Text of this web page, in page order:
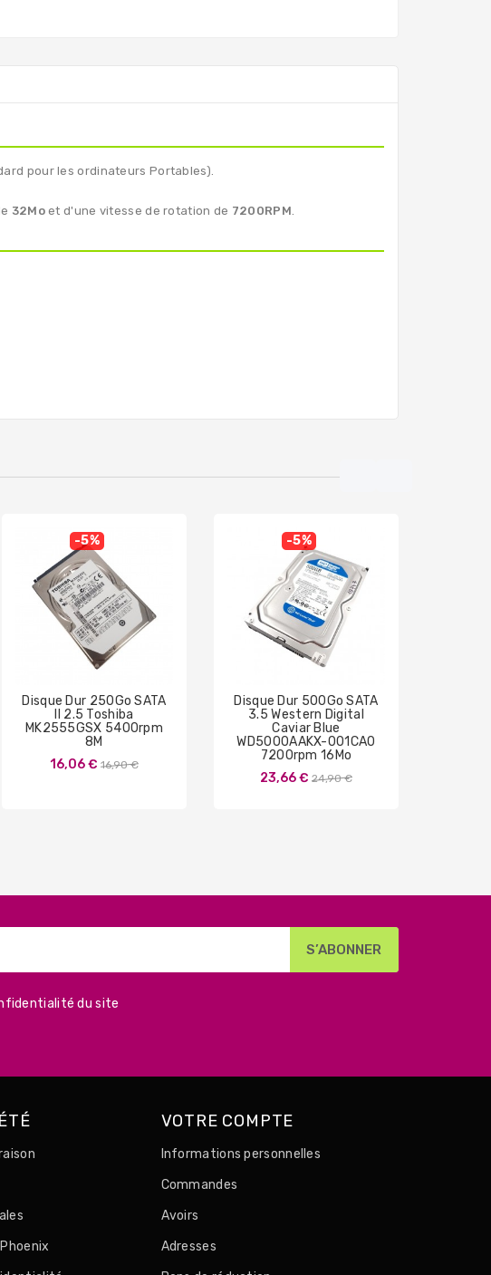
pour les ordinateurs Portables).
32Moet d'une vitesse de rotation de 7200RPM
-5%
Disque Dur 250Go SATA
II 2.5 Toshiba
MK2555GSX 5400rpm
8M
16,06 € Prix
16,90 €
-5%
Disque Dur 500Go SATA
3.5 Western Digital
Caviar Blue
WD5000AAKX-001CA0
7200rpm 16Mo
23,66 € Prix
24,90 €
du site
VOTRE COMPTE
Informations personnelles
Commandes
Avoirs
Adresses